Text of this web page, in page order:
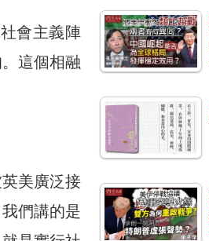
會主義陣
這個相融
美廣泛接
們講的是